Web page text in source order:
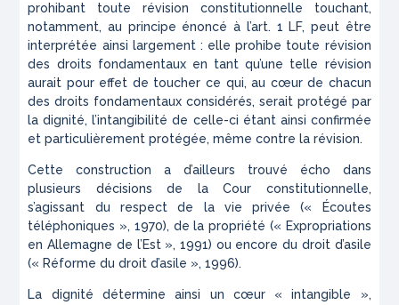
prohibant toute révision constitutionnelle touchant,
notamment, au principe énoncé à l’art. 1 LF, peut être
interprétée ainsi largement : elle prohibe toute révision
des droits fondamentaux en tant qu’une telle révision
aurait pour effet de toucher ce qui, au cœur de chacun
des droits fondamentaux considérés, serait protégé par
la dignité, l’intangibilité de celle-ci étant ainsi confirmée
et particulièrement protégée, même contre la révision.
Cette construction a d’ailleurs trouvé écho dans
plusieurs décisions de la Cour constitutionnelle,
s’agissant du respect de la vie privée (« Écoutes
téléphoniques », 1970), de la propriété (« Expropriations
en Allemagne de l’Est », 1991) ou encore du droit d’asile
(« Réforme du droit d’asile », 1996).
La dignité détermine ainsi un cœur « intangible »,